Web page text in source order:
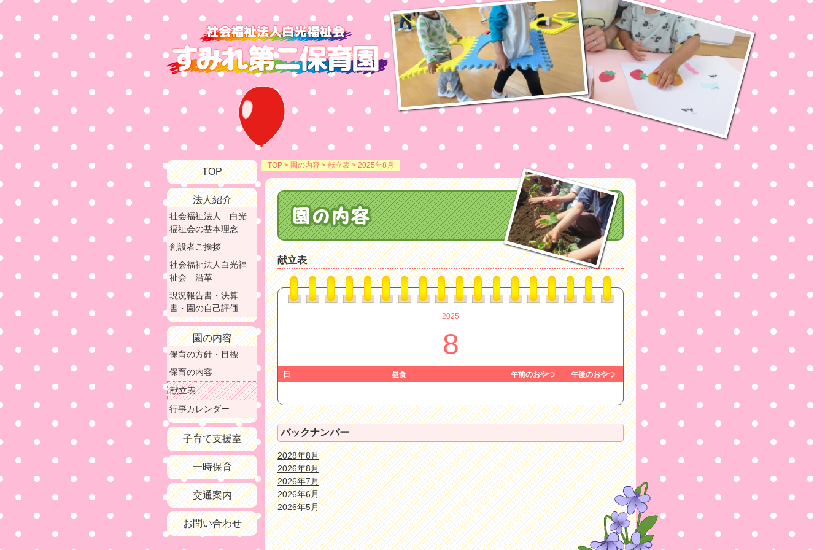
TOP > 園の内容 > 献立表 > 2025年8月
献立表
2025
8
日 昼食 午前のおやつ 午後のおやつ
バックナンバー
2028年8月
2026年8月
2026年7月
2026年6月
2026年5月
TOP
法人紹介
社会福祉法人 白光
福祉会の基本理念
創設者ご挨拶
社会福祉法人白光福
祉会 沿革
現況報告書・決算
書・園の自己評価
園の内容
保育の方針・目標
保育の内容
献立表
行事カレンダー
子育て支援室
一時保育
交通案内
お問い合わせ